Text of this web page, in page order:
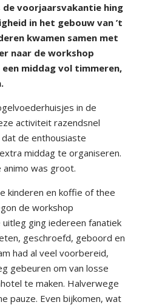
de voorjaarsvakantie hing
in het gebouw van ’t
kwamen samen met
naar de workshop
een middag vol timmeren,
in de
activiteit razendsnel
de enthousiaste
middag te organiseren.
animo was groot.
kinderen en koffie of thee
de workshop
ging iedereen fanatiek
geschroefd, geboord en
had al veel voorbereid,
gebeuren om van losse
te maken. Halverwege
pauze. Even bijkomen, wat